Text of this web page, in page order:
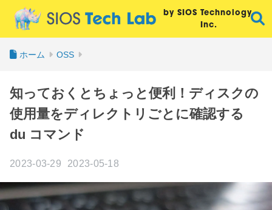
by SIOS Technology,
Inc.
ホーム OSS
知っておくとちょっと便利！ディスクの
使用量をディレクトリごとに確認する
du コマンド
2023-03-29 2023-05-18